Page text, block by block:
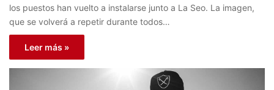
los puestos han vuelto a instalarse junto a La Seo. La imagen,
que se volverá a repetir durante todos…
Leer más »